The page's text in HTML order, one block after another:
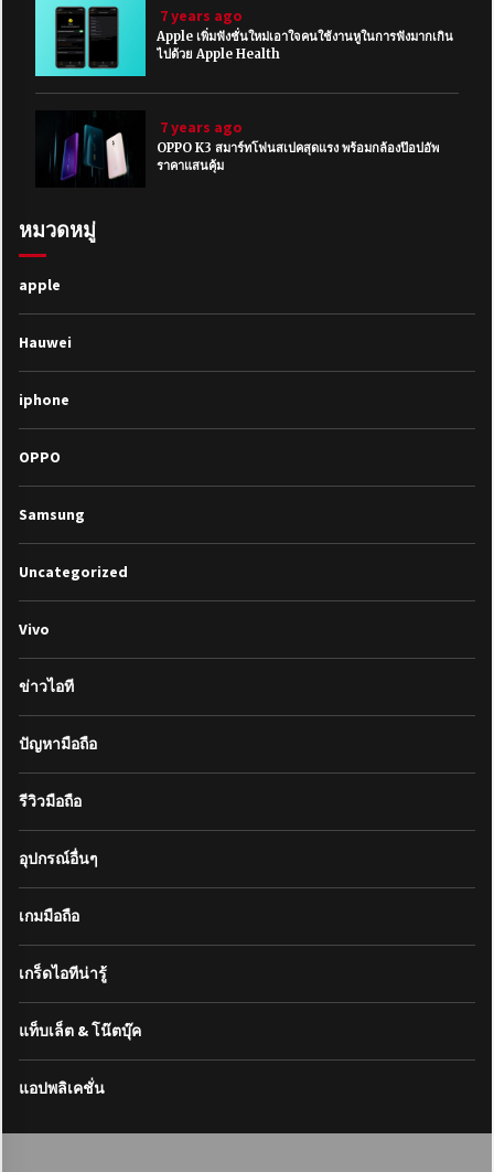
7 years ago
Apple เพิ่มฟังชั่นใหม่เอาใจคนใช้งานหูในการฟังมากเกิน
ไปด้วย Apple Health
7 years ago
OPPO K3 สมาร์ทโฟนสเปคสุดแรง พร้อมกล้องป๊อปอัพ
ราคาแสนคุ้ม
หมวดหมู่
apple
Hauwei
iphone
OPPO
Samsung
Uncategorized
Vivo
ข่าวไอที
ปัญหามือถือ
รีวิวมือถือ
อุปกรณ์อื่นๆ
เกมมือถือ
เกร็ดไอทีน่ารู้
แท็บเล็ต & โน๊ตบุ๊ค
แอปพลิเคชั่น